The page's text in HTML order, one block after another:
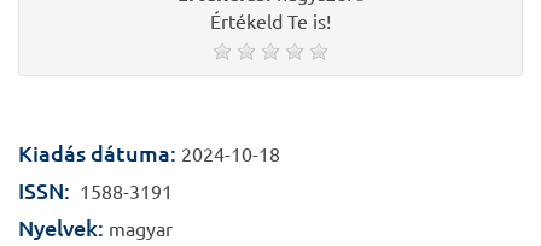
Értékeld Te is!
Kiadás dátuma: 2024-10-18
ISSN: 1588-3191
Nyelvek: magyar